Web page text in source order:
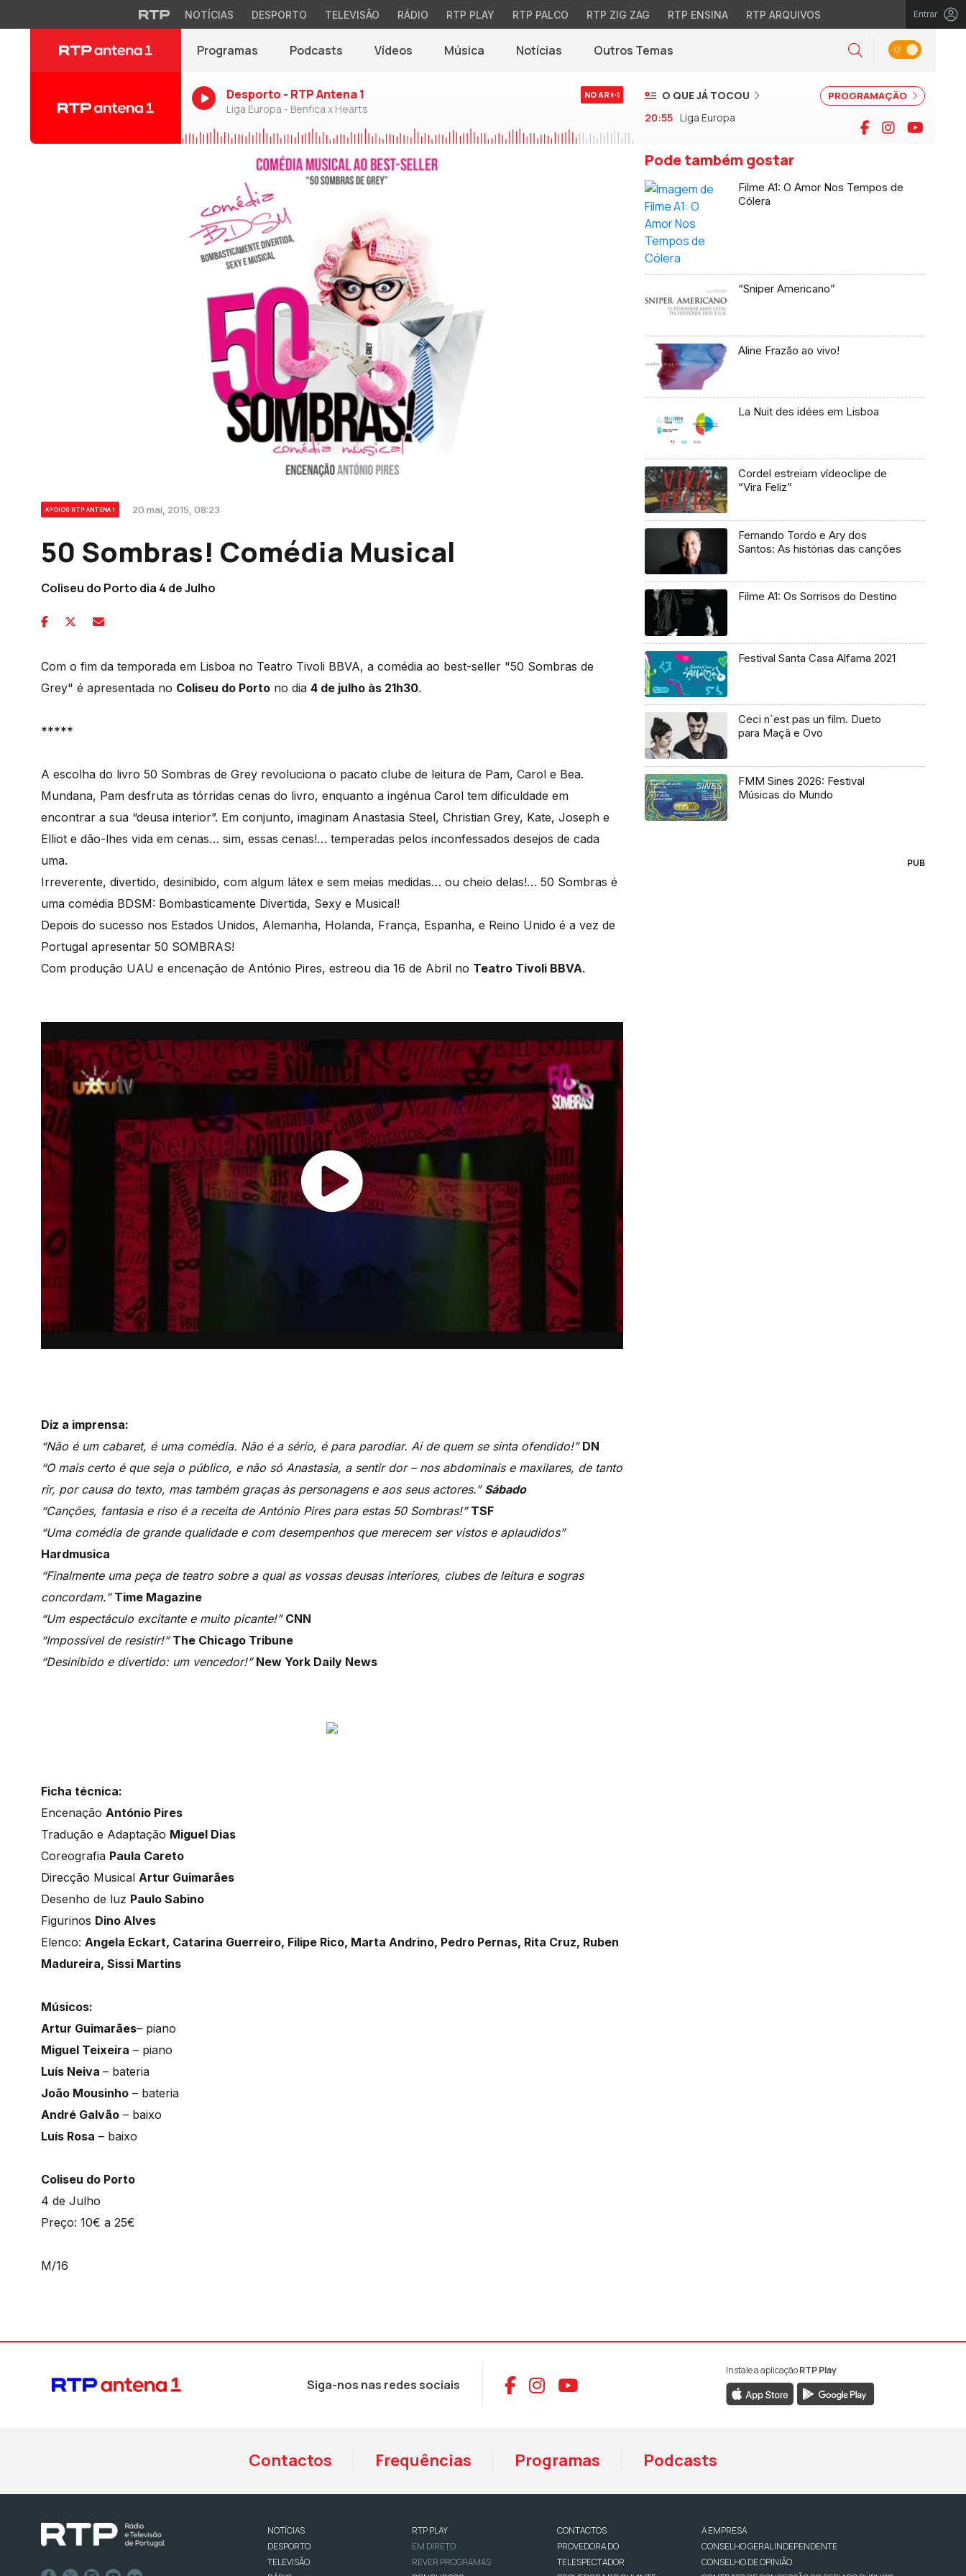
NOTÍCIAS DESPORTO TELEVISÃO RÁDIO RTP PLAY RTP PALCO RTP ZIG ZAG RTP ENSINA RTP ARQUIVOS Entrar
Programas Podcasts Vídeos Música Notícias(abre em nova janela)
Outros Temas Pesquisar
Alternar tema
Desporto - RTP Antena 1
Liga Europa - Benfica x Hearts
NO AR PROGRAMAÇÃO
O QUE JÁ TOCOU
20:55 Liga Europa Facebook
Instagram
APOIOS RTP ANTENA 1 20 mai, 2015, 08:23
50 Sombras! Comédia Musical
Coliseu do Porto dia 4 de Julho
Com o fim da temporada em Lisboa no Teatro Tivoli BBVA, a comédia ao best-seller "50 Sombras de
Grey" é apresentada no Coliseu do Porto no dia 4 de julho às 21h30.
*****
A escolha do livro 50 Sombras de Grey revoluciona o pacato clube de leitura de Pam, Carol e Bea.
Mundana, Pam desfruta as tórridas cenas do livro, enquanto a ingénua Carol tem dificuldade em
encontrar a sua “deusa interior”. Em conjunto, imaginam Anastasia Steel, Christian Grey, Kate, Joseph e
Elliot e dão-lhes vida em cenas… sim, essas cenas!… temperadas pelos inconfessados desejos de cada
uma.
Irreverente, divertido, desinibido, com algum látex e sem meias medidas… ou cheio delas!… 50 Sombras é
uma comédia BDSM: Bombasticamente Divertida, Sexy e Musical!
Depois do sucesso nos Estados Unidos, Alemanha, Holanda, França, Espanha, e Reino Unido é a vez de
Portugal apresentar 50 SOMBRAS!
Com produção UAU e encenação de António Pires, estreou dia 16 de Abril no Teatro Tivoli BBVA.
Diz a imprensa:
“Não é um cabaret, é uma comédia. Não é a sério, é para parodiar. Ai de quem se sinta ofendido!” DN
“O mais certo é que seja o público, e não só Anastasia, a sentir dor – nos abdominais e maxilares, de tanto
rir, por causa do texto, mas também graças às personagens e aos seus actores.”Sábado
“Canções, fantasia e riso é a receita de António Pires para estas 50 Sombras!” TSF
“Uma comédia de grande qualidade e com desempenhos que merecem ser vistos e aplaudidos”
Hardmusica
“Finalmente uma peça de teatro sobre a qual as vossas deusas interiores, clubes de leitura e sogras
concordam.” Time Magazine
“Um espectáculo excitante e muito picante!”CNN
“Impossível de resistir!”The Chicago Tribune
“Desinibido e divertido: um vencedor!” New York Daily News
Ficha técnica:
Encenação António Pires
Tradução e Adaptação Miguel Dias
Coreografia Paula Careto
Direcção Musical Artur Guimarães
Desenho de luz Paulo Sabino
Figurinos Dino Alves
Elenco: Angela Eckart, Catarina Guerreiro, Filipe Rico, Marta Andrino, Pedro Pernas, Rita Cruz, Ruben
Madureira, Sissi Martins
Músicos:
Artur Guimarães– piano
Miguel Teixeira – piano
Luís Neiva – bateria
João Mousinho – bateria
André Galvão – baixo
Luís Rosa – baixo
Coliseu do Porto
4 de Julho
Preço: 10€ a 25€
M/16
Pode também gostar
Filme A1: O Amor Nos Tempos de
Cólera
“Sniper Americano”
Aline Frazão ao vivo!
La Nuit des idées em Lisboa
Cordel estreiam vídeoclipe de
“Vira Feliz”
Fernando Tordo e Ary dos
Santos: As histórias das canções
Filme A1: Os Sorrisos do Destino
Festival Santa Casa Alfama 2021
Ceci n`est pas un film. Dueto
para Maçã e Ovo
FMM Sines 2026: Festival
Músicas do Mundo
PUB
Siga-nos nas redes sociais Aceder ao Facebook da RTP Antena 1
Aceder ao Instagram da RTP Antena 1
Aceder ao YouTube da RTP Antena 1
Instale a aplicaçãoRTP Play
Contactos Frequências Programas Podcasts
NOTÍCIAS
DESPORTO
TELEVISÃO
RTP PLAY
EM DIRETO
REVER PROGRAMAS
CONTACTOS
PROVEDORA DO
TELESPECTADOR
A EMPRESA
CONSELHO GERAL INDEPENDENTE
CONSELHO DE OPINIÃO